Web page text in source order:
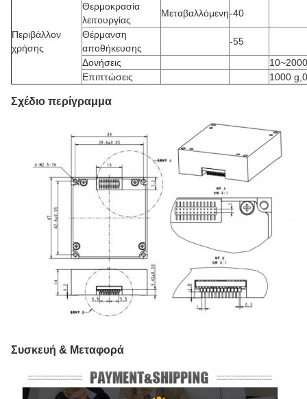
Περιβάλλον
χρήσης
Θερμοκρασία
λειτουργίας
Μεταβαλλόμενη-40
Θέρμανση
αποθήκευσης
-55
Δονήσεις
Επιπτώσεις
1000
Σχέδιο περίγραμμα
Συσκευή & Μεταφορά